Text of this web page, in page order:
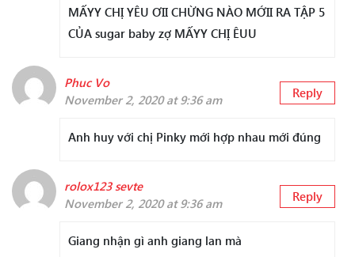
MẤYY CHỊ YÊU ƠII CHỪNG NÀO MỚII RA TẬP 5
CỦA sugar baby zợ MẤYY CHỊ ÊUU
Phuc Vo
November 2, 2020 at 9:36 am
Reply
Anh huy với chị Pinky mới hợp nhau mới đúng
rolox123 sevte
November 2, 2020 at 9:36 am
Reply
Giang nhận gì anh giang lan mà